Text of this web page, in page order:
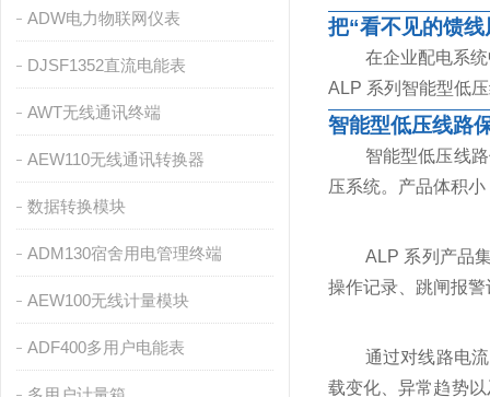
ADW电力物联网仪表
DJSF1352直流电能表
AWT无线通讯终端
AEW110无线通讯转换器
数据转换模块
ADM130宿舍用电管理终端
AEW100无线计量模块
ADF400多用户电能表
把“看不见的馈
在企业配电系
ALP 系列智能型低
智能型低压线路
智能型低压线
压系统。产品体积
ALP 系列产品
操作记录、跳闸报
通过对线路电
载变化、异常趋势